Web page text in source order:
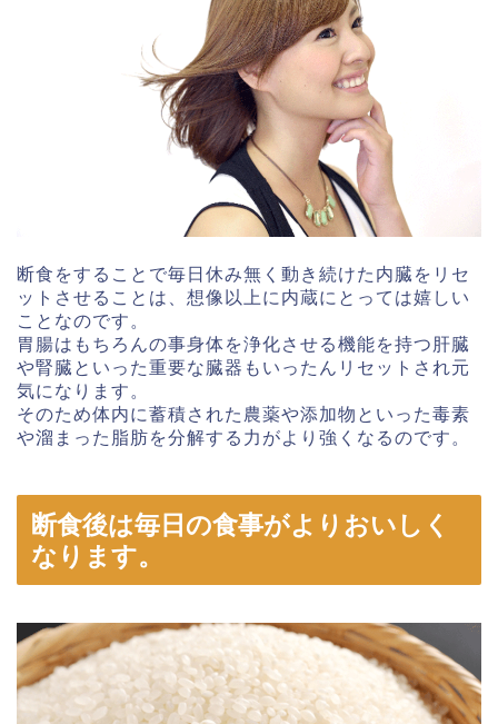
断食をすることで毎日休み無く動き続けた内臓をリセ
ットさせることは、想像以上に内蔵にとっては嬉しい
ことなのです。
胃腸はもちろんの事身体を浄化させる機能を持つ肝臓
や腎臓といった重要な臓器もいったんリセットされ元
気になります。
そのため体内に蓄積された農薬や添加物といった毒素
や溜まった脂肪を分解する力がより強くなるのです。
断食後は毎日の食事がよりおいしく
なります。